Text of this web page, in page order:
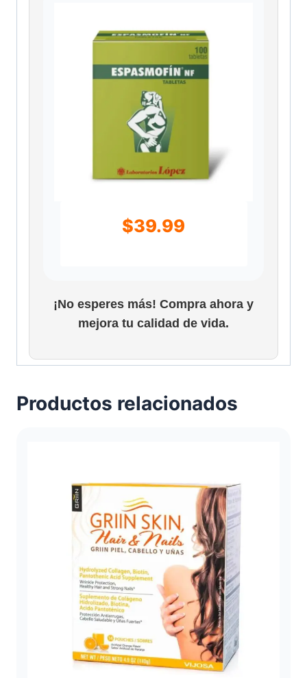
$39.99
¡No esperes más! Compra ahora y
mejora tu calidad de vida.
Productos relacionados